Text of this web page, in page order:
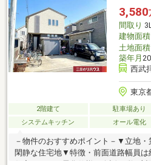
ス停「経塚向」徒歩2分。3沿線へアク
ト・ジョイフル本田徒歩7分公園徒歩
す。都市ガス◎
3,580
間取り
建物面積
土地面積
築年月
西武
東京
2階建て 駐車場あり
システムキッチン
オール電化
－物件のおすすめポイント－▼立地
閑静な住宅地▼特徴・前面道路幅員は